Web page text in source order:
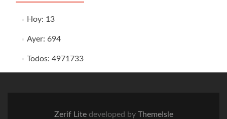
Hoy: 13
Ayer: 694
Todos: 4971733
Zerif Lite developed by ThemeIsle